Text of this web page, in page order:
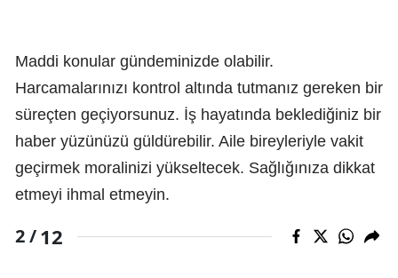
Maddi konular gündeminizde olabilir.
Harcamalarınızı kontrol altında tutmanız gereken bir
süreçten geçiyorsunuz. İş hayatında beklediğiniz bir
haber yüzünüzü güldürebilir. Aile bireyleriyle vakit
geçirmek moralinizi yükseltecek. Sağlığınıza dikkat
etmeyi ihmal etmeyin.
2 /12